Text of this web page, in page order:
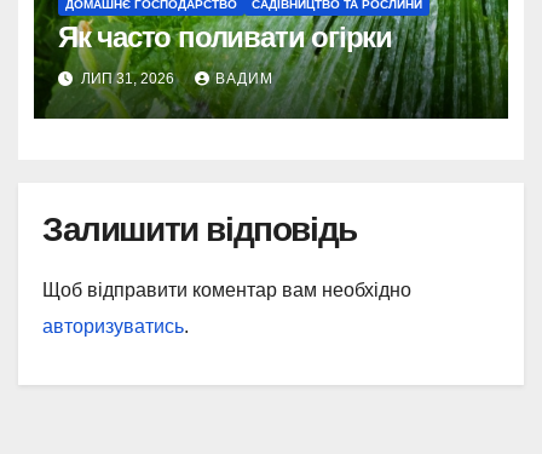
ДОМАШНЄ ГОСПОДАРСТВО САДІВНИЦТВО ТА РОСЛИНИ
Як часто поливати огірки
ЛИП 31, 2026 ВАДИМ
Залишити відповідь
Щоб відправити коментар вам необхідно
авторизуватись.